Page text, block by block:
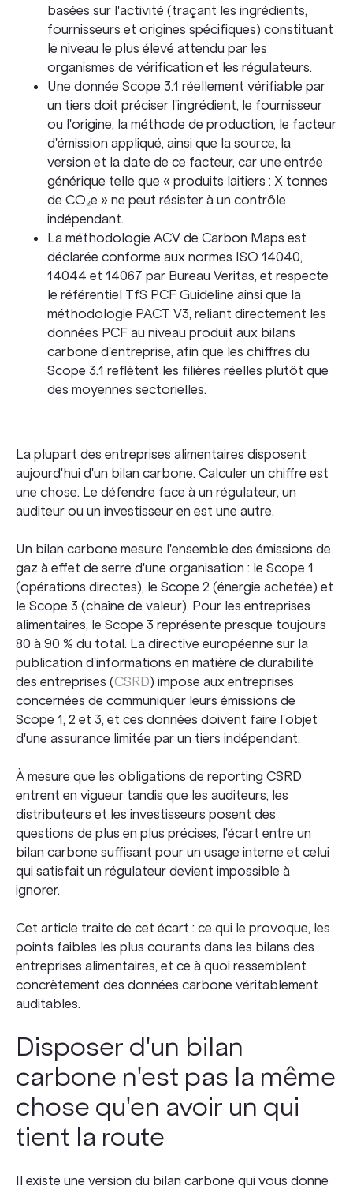
basées sur l'activité (traçant les ingrédients,
fournisseurs et origines spécifiques) constituant
le niveau le plus élevé attendu par les
organismes de vérification et les régulateurs.
Une donnée Scope 3.1 réellement vérifiable par
un tiers doit préciser l'ingrédient, le fournisseur
ou l'origine, la méthode de production, le facteur
d'émission appliqué, ainsi que la source, la
version et la date de ce facteur, car une entrée
générique telle que « produits laitiers : X tonnes
de CO₂e » ne peut résister à un contrôle
indépendant.
La méthodologie ACV de Carbon Maps est
déclarée conforme aux normes ISO 14040,
14044 et 14067 par Bureau Veritas, et respecte
le référentiel TfS PCF Guideline ainsi que la
méthodologie PACT V3, reliant directement les
données PCF au niveau produit aux bilans
carbone d'entreprise, afin que les chiffres du
Scope 3.1 reflètent les filières réelles plutôt que
des moyennes sectorielles.
La plupart des entreprises alimentaires disposent
aujourd'hui d'un bilan carbone. Calculer un chiffre est
une chose. Le défendre face à un régulateur, un
auditeur ou un investisseur en est une autre.
Un bilan carbone mesure l'ensemble des émissions de
gaz à effet de serre d'une organisation : le Scope 1
(opérations directes), le Scope 2 (énergie achetée) et
le Scope 3 (chaîne de valeur). Pour les entreprises
alimentaires, le Scope 3 représente presque toujours
80 à 90 % du total. La directive européenne sur la
publication d'informations en matière de durabilité
des entreprises (CSRD) impose aux entreprises
concernées de communiquer leurs émissions de
Scope 1, 2 et 3, et ces données doivent faire l'objet
d'une assurance limitée par un tiers indépendant.
À mesure que les obligations de reporting CSRD
entrent en vigueur tandis que les auditeurs, les
distributeurs et les investisseurs posent des
questions de plus en plus précises, l'écart entre un
bilan carbone suffisant pour un usage interne et celui
qui satisfait un régulateur devient impossible à
ignorer.
Cet article traite de cet écart : ce qui le provoque, les
points faibles les plus courants dans les bilans des
entreprises alimentaires, et ce à quoi ressemblent
concrètement des données carbone véritablement
auditables.
Disposer d'un bilan
carbone n'est pas la même
chose qu'en avoir un qui
tient la route
Il existe une version du bilan carbone qui vous donne